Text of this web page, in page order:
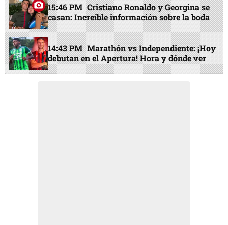
15:46 PM Cristiano Ronaldo y Georgina se
casan: Increíble información sobre la boda
14:43 PM Marathón vs Independiente: ¡Hoy
debutan en el Apertura! Hora y dónde ver